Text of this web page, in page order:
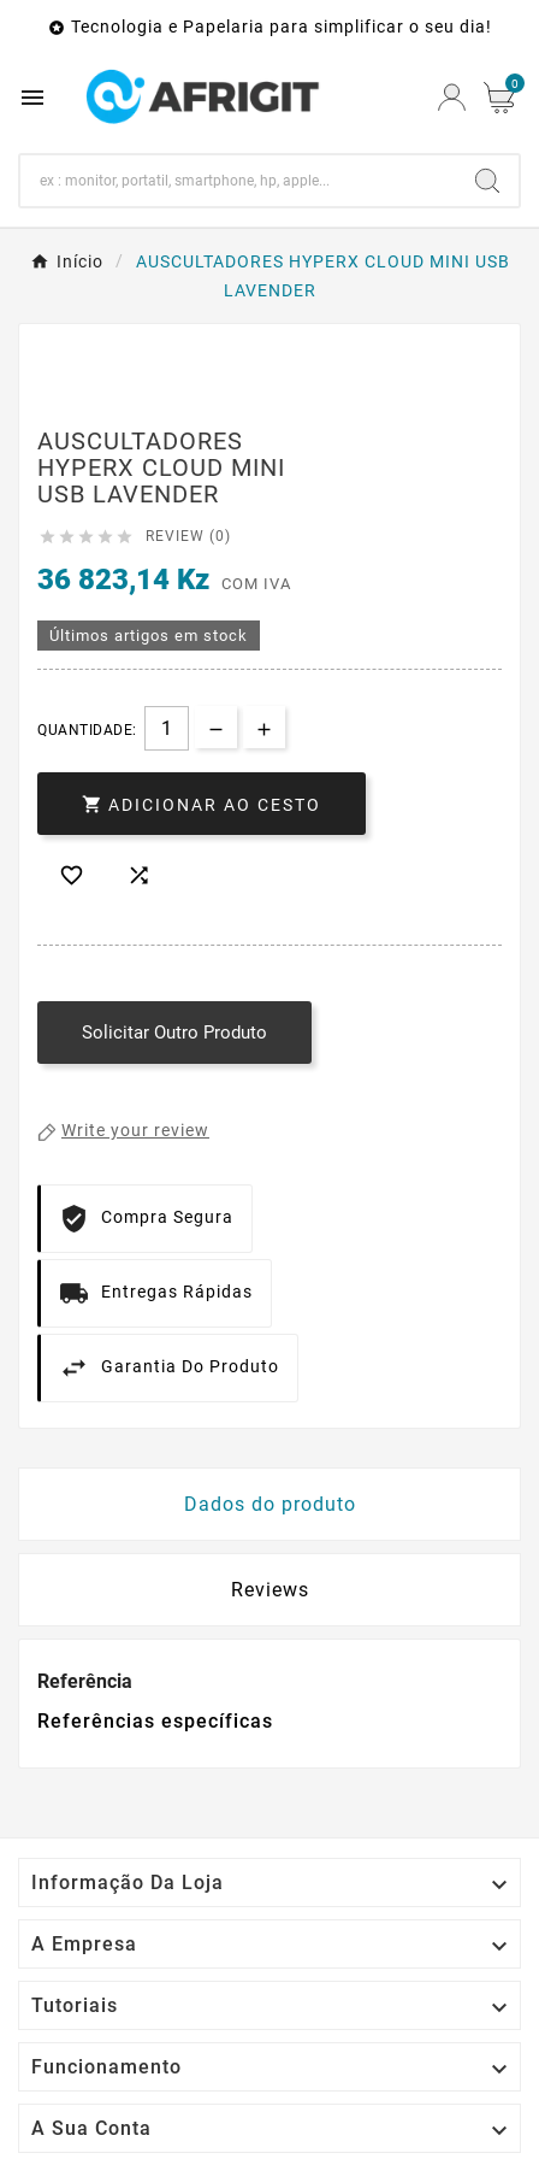
 Tecnologia e Papelaria para simplificar o seu dia!
 0
Início
AUSCULTADORES HYPERX CLOUD MINI USB
LAVENDER
AUSCULTADORES
HYPERX CLOUD MINI
USB LAVENDER
     REVIEW (0)
36 823,14 Kz COM IVA
Últimos artigos em stock
QUANTIDADE:
 ADICIONAR AO CESTO
 
Solicitar Outro Produto
Write your review
Compra Segura
Entregas Rápidas
Garantia Do Produto
Dados do produto
Reviews
Referência
Referências específicas
Informação Da Loja 
A Empresa 
Tutoriais 
Funcionamento 
A Sua Conta 